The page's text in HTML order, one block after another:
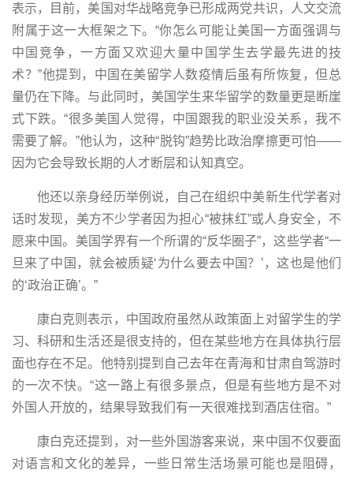
表示，目前，美国对华战略竞争已形成两党共识，人文交流
附属于这一大框架之下。“你怎么可能让美国一方面强调与
中国竞争，一方面又欢迎大量中国学生去学最先进的技
术？”他提到，中国在美留学人数疫情后虽有所恢复，但总
量仍在下降。与此同时，美国学生来华留学的数量更是断崖
式下跌。“很多美国人觉得，中国跟我的职业没关系，我不
需要了解。”他认为，这种“脱钩”趋势比政治摩擦更可怕——
因为它会导致长期的人才断层和认知真空。
他还以亲身经历举例说，自己在组织中美新生代学者对
话时发现，美方不少学者因为担心“被抹红”或人身安全，不
愿来中国。美国学界有一个所谓的“反华圈子”，这些学者“一
旦来了中国，就会被质疑‘为什么要去中国？’，这也是他们
的‘政治正确’。”
康白克则表示，中国政府虽然从政策面上对留学生的学
习、科研和生活还是很支持的，但在某些地方在具体执行层
面也存在不足。他特别提到自己去年在青海和甘肃自驾游时
的一次不快。“这一路上有很多景点，但是有些地方是不对
外国人开放的，结果导致我们有一天很难找到酒店住宿。”
康白克还提到，对一些外国游客来说，来中国不仅要面
对语言和文化的差异，一些日常生活场景可能也是阻碍，